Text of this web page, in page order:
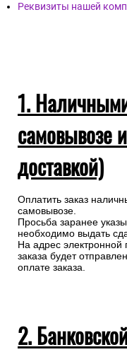
Реквизиты нашей
1.
самовывозе
доставкой)
Оплатить заказ
самовывозе.
Просьба заранее
необходимо выдать
На адрес
заказа будет
оплате заказа.
2.